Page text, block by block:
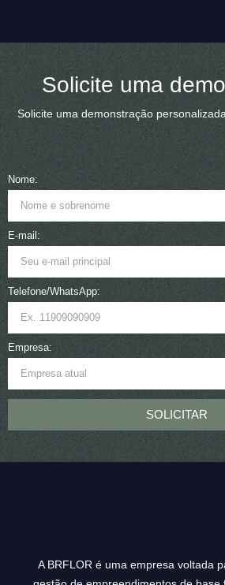
Solicite uma
Solicite uma demonstração
Nome:
E-mail:
Telefone/WhatsApp:
Empresa:
SOLICITAR
A BRFLOR é uma empresa voltada